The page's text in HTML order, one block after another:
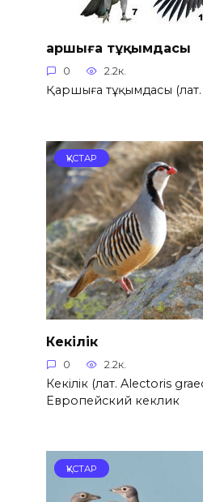
Қаршыға тұқымдасы
0 2.2к.
Қаршыға тұқымдасы
ҚҰСТАР
Кекілік
0 2.2к.
Кекілік (лат. Alectoris
Европейский кеклик
ҚҰСТАР